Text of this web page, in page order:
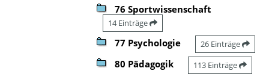
76 Sportwissenschaft
14 Einträge
77 Psychologie 26 Einträge
80 Pädagogik 113 Einträge